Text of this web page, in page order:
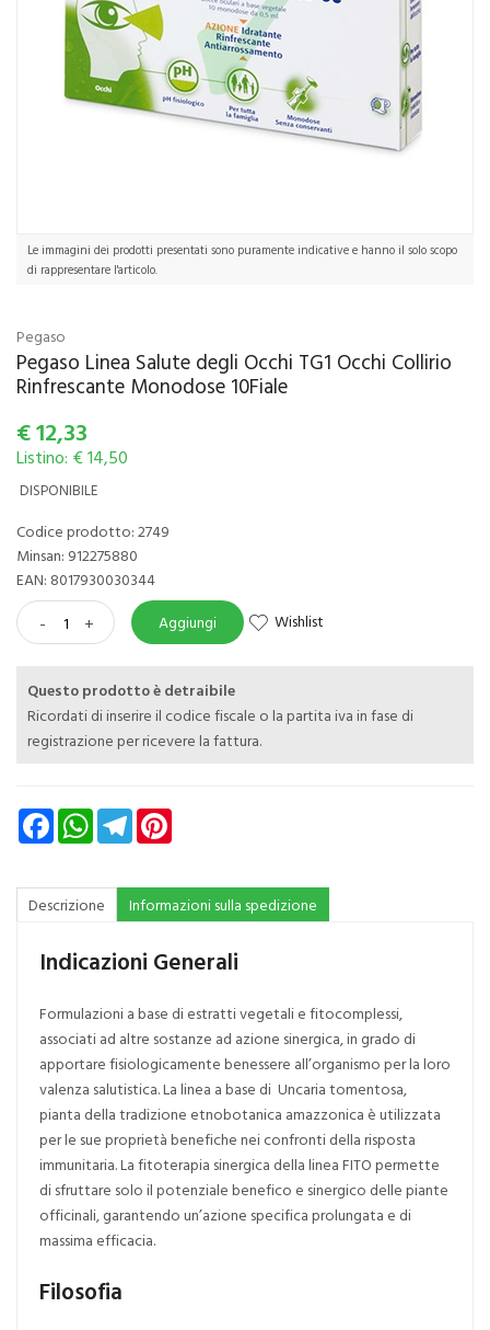
Le immagini dei prodotti presentati sono puramente indicative e hanno il solo scopo
di rappresentare l'articolo.
Pegaso
Pegaso Linea Salute degli Occhi TG1 Occhi Collirio
Rinfrescante Monodose 10Fiale
€12,33
Listino: € 14,50
DISPONIBILE
Codice prodotto: 2749
Minsan: 912275880
EAN: 8017930030344
- + Aggiungi Wishlist
Questo prodotto è detraibile
Ricordati di inserire il codice fiscale o la partita iva in fase di
registrazione per ricevere la fattura.
FacebookWhatsAppTelegram
Descrizione Informazioni sulla spedizione
Indicazioni Generali
Formulazioni a base di estratti vegetali e fitocomplessi,
associati ad altre sostanze ad azione sinergica, in grado di
apportare fisiologicamente benessere all’organismo per la loro
valenza salutistica. La linea a base di Uncaria tomentosa,
pianta della tradizione etnobotanica amazzonica è utilizzata
per le sue proprietà benefiche nei confronti della risposta
immunitaria. La fitoterapia sinergica della linea FITO permette
di sfruttare solo il potenziale benefico e sinergico delle piante
officinali, garantendo un’azione specifica prolungata e di
massima efficacia.
Filosofia